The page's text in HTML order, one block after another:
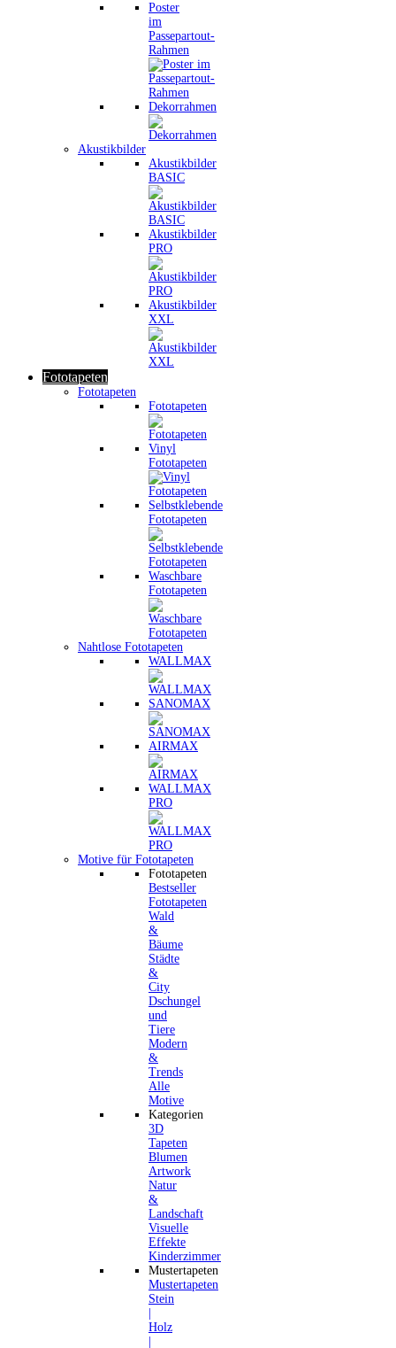
Poster
im
Passepartout-
Rahmen
Dekorrahmen
Akustikbilder
Akustikbilder
BASIC
Akustikbilder
PRO
Akustikbilder
XXL
Fototapeten
Fototapeten
Fototapeten
Vinyl
Fototapeten
Selbstklebende
Fototapeten
Waschbare
Fototapeten
Nahtlose Fototapeten
WALLMAX
SANOMAX
AIRMAX
WALLMAX
PRO
Motive für Fototapeten
Fototapeten
Bestseller
Fototapeten
Wald
&
Bäume
Städte
&
City
Dschungel
und
Tiere
Modern
&
Trends
Alle
Motive
Kategorien
3D
Tapeten
Blumen
Artwork
Natur
&
Landschaft
Visuelle
Effekte
Kinderzimmer
Mustertapeten
Mustertapeten
Stein
Holz